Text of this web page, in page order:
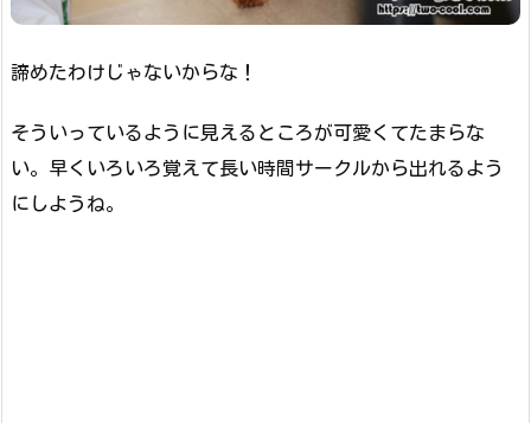
諦めたわけじゃないからな！
そういっているように見えるところが可愛くてたまらな
い。早くいろいろ覚えて長い時間サークルから出れるよう
にしようね。